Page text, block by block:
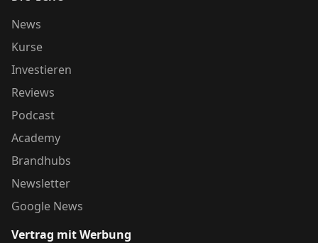
News
Kurse
Investieren
Reviews
Podcast
Academy
Brandhubs
Newsletter
Google News
Vertrag mit Werbung